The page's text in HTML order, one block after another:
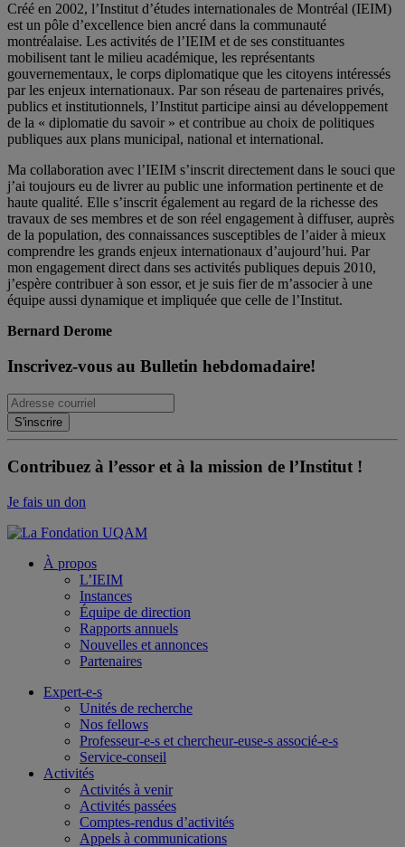
Créé en 2002, l’Institut d’études internationales de Montréal (IEIM)
est un pôle d’excellence bien ancré dans la communauté
montréalaise. Les activités de l’IEIM et de ses constituantes
mobilisent tant le milieu académique, les représentants
gouvernementaux, le corps diplomatique que les citoyens intéressés
par les enjeux internationaux. Par son réseau de partenaires privés,
publics et institutionnels, l’Institut participe ainsi au développement
de la « diplomatie du savoir » et contribue au choix de politiques
publiques aux plans municipal, national et international.
Ma collaboration avec l’IEIM s’inscrit directement dans le souci que
j’ai toujours eu de livrer au public une information pertinente et de
haute qualité. Elle s’inscrit également au regard de la richesse des
travaux de ses membres et de son réel engagement à diffuser, auprès
de la population, des connaissances susceptibles de l’aider à mieux
comprendre les grands enjeux internationaux d’aujourd’hui. Par
mon engagement direct dans ses activités publiques depuis 2010,
j’espère contribuer à son essor, et je suis fier de m’associer à une
équipe aussi dynamique et impliquée que celle de l’Institut.
Bernard Derome
Inscrivez-vous au Bulletin hebdomadaire!
Contribuez à l’essor et à la mission de l’Institut !
Je fais un don
À propos
L’IEIM
Instances
Équipe de direction
Rapports annuels
Nouvelles et annonces
Partenaires
Expert-e-s
Unités de recherche
Nos fellows
Professeur-e-s et chercheur-euse-s associé-e-s
Service-conseil
Activités
Activités à venir
Activités passées
Comptes-rendus d’activités
Appels à communications